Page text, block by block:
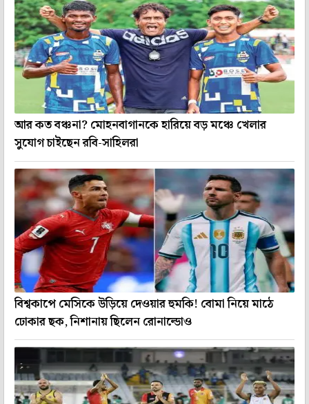
আর কত বঞ্চনা? মোহনবাগানকে হারিয়ে বড় মঞ্চে খেলার
সুযোগ চাইছেন রবি-সাহিলরা
বিশ্বকাপে মেসিকে উড়িয়ে দেওয়ার হুমকি! বোমা নিয়ে মাঠে
ঢোকার ছক, নিশানায় ছিলেন রোনাল্ডোও